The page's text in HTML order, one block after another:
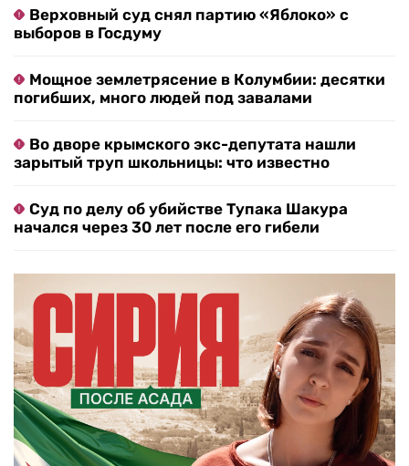
Верховный суд снял партию «Яблоко» с
выборов в Госдуму
Мощное землетрясение в Колумбии: десятки
погибших, много людей под завалами
Во дворе крымского экс-депутата нашли
зарытый труп школьницы: что известно
Суд по делу об убийстве Тупака Шакура
начался через 30 лет после его гибели